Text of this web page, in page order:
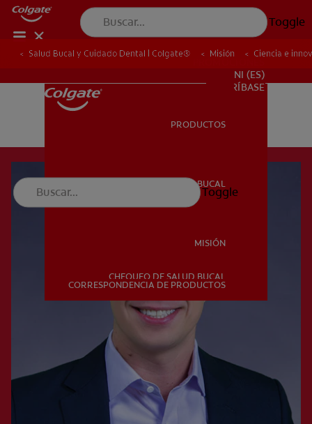
Toggle
SALUD BUCAL
CORRESPONDENCIA DE PRODUCTOS
PROMOCIONES
NI (ES)
SUSCRÍBASE
PRODUCTOS
SALUD BUCAL
MISIÓN
CHEQUEO DE SALUD BUCAL
CORRESPONDENCIA DE PRODUCTOS
Toggle
Salud Bucal y Cuidado Dental | Colgate® Misión Ciencia e